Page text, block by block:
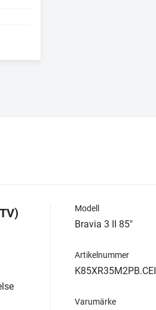
Modell
Bravia 3 II 85"
Artikelnummer
K85XR35M2PB.CEI
Varumärke